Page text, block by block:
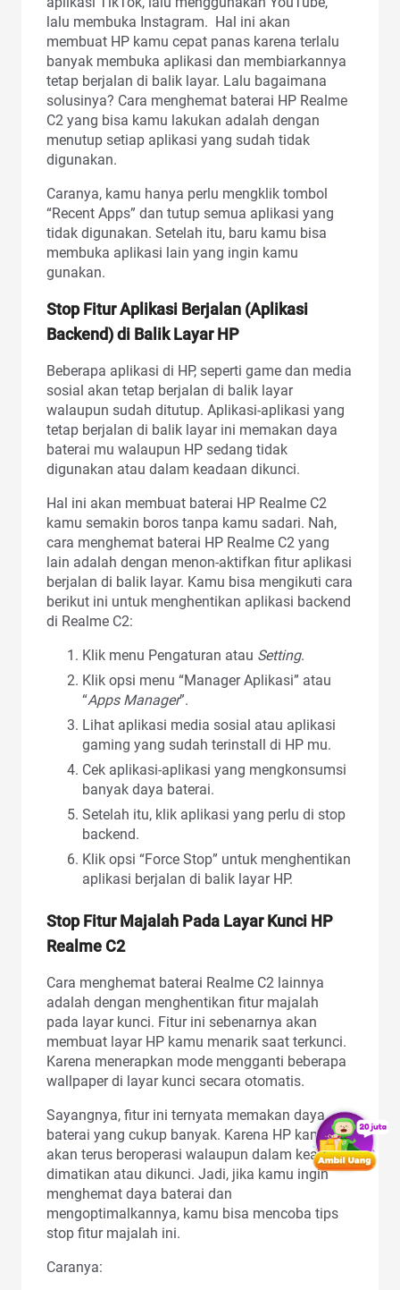
lalu membuka Instagram. Hal ini akan
membuat HP kamu cepat panas karena terlalu
banyak membuka aplikasi dan membiarkannya
tetap berjalan di balik layar. Lalu bagaimana
solusinya? Cara menghemat baterai HP Realme
C2 yang bisa kamu lakukan adalah dengan
menutup setiap aplikasi yang sudah tidak
digunakan.
Caranya, kamu hanya perlu mengklik tombol
“Recent Apps” dan tutup semua aplikasi yang
tidak digunakan. Setelah itu, baru kamu bisa
membuka aplikasi lain yang ingin kamu
gunakan.
Stop Fitur Aplikasi Berjalan (Aplikasi
Backend) di Balik Layar HP
Beberapa aplikasi di HP, seperti game dan media
sosial akan tetap berjalan di balik layar
walaupun sudah ditutup. Aplikasi-aplikasi yang
tetap berjalan di balik layar ini memakan daya
baterai mu walaupun HP sedang tidak
digunakan atau dalam keadaan dikunci.
Hal ini akan membuat baterai HP Realme C2
kamu semakin boros tanpa kamu sadari. Nah,
cara menghemat baterai HP Realme C2 yang
lain adalah dengan menon-aktifkan fitur aplikasi
berjalan di balik layar. Kamu bisa mengikuti cara
berikut ini untuk menghentikan aplikasi backend
di Realme C2:
Klik menu Pengaturan atau Setting.
Klik opsi menu “Manager Aplikasi” atau
“Apps Manager”.
Lihat aplikasi media sosial atau aplikasi
gaming yang sudah terinstall di HP mu.
Cek aplikasi-aplikasi yang mengkonsumsi
banyak daya baterai.
Setelah itu, klik aplikasi yang perlu di stop
backend.
Klik opsi “Force Stop” untuk menghentikan
aplikasi berjalan di balik layar HP.
Stop Fitur Majalah Pada Layar Kunci HP
Realme C2
Cara menghemat baterai Realme C2 lainnya
adalah dengan menghentikan fitur majalah
pada layar kunci. Fitur ini sebenarnya akan
membuat layar HP kamu menarik saat terkunci.
Karena menerapkan mode mengganti beberapa
wallpaper di layar kunci secara otomatis.
Sayangnya, fitur ini ternyata memakan daya
baterai yang cukup banyak. Karena HP kamu
akan terus beroperasi walaupun dalam keadaan
dimatikan atau dikunci. Jadi, jika kamu ingin
menghemat daya baterai dan
mengoptimalkannya, kamu bisa mencoba tips
stop fitur majalah ini.
Caranya: